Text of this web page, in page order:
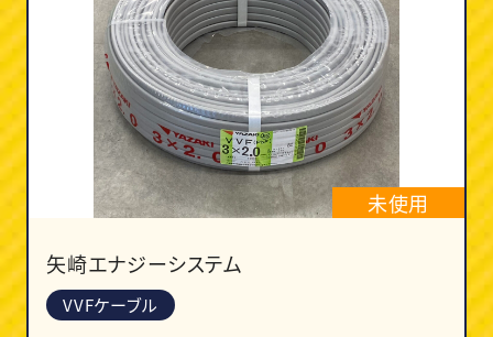
未使用
矢崎エナジーシステム
VVFケーブル